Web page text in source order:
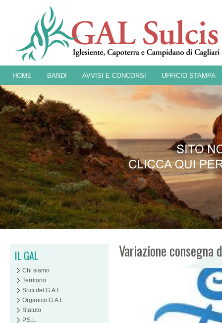
HOME BANDI AVVISI E CONCORSI UFFICIO STAMPA
IL GAL
Chi siamo
Territorio
Soci del G.A.L.
Organico G.A.L
Statuto
P.S.L.
Variazione consegna